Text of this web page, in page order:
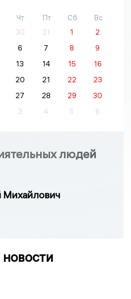
Чт Пт Сб
Вс
30 31 1
2
6 7 8
9
13 14 15
16
20 21 22
23
27 28 29
30
3 4 5 6
людей
Михайлович